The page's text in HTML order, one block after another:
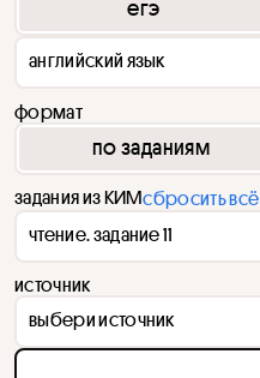
егэ
английский язык
формат
по заданиям
задания из КИМсбросить всё
чтение. задание 11
источник
выбери источник